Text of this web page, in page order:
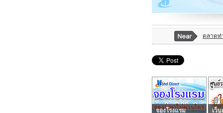
ตลาดท่
จองโรงแรม เว็